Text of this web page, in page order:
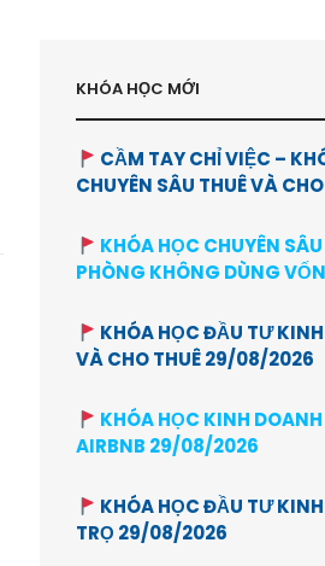
KHÓA HỌC MỚI
CẦM TAY CHỈ VIỆC –
CHUYÊN SÂU THUÊ VÀ
KHÓA HỌC CHUYÊN
PHÒNG KHÔNG DÙNG
KHÓA HỌC ĐẦU TƯ
VÀ CHO THUÊ 29/08/2026
KHÓA HỌC KINH
AIRBNB 29/08/2026
KHÓA HỌC ĐẦU TƯ
TRỌ 29/08/2026